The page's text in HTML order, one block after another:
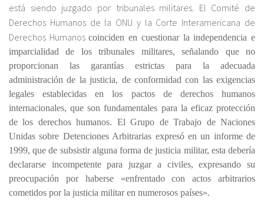
está siendo juzgado por tribunales militares. El Comité de
Derechos Humanos de la ONU y la Corte Interamericana de
Derechos Humanoscoinciden en cuestionar la independencia e
imparcialidad de los tribunales militares, señalando que no
proporcionan las garantías estrictas para la adecuada
administración de la justicia, de conformidad con las exigencias
legales establecidas en los pactos de derechos humanos
internacionales, que son fundamentales para la eficaz protección
de los derechos humanos. El Grupo de Trabajo de Naciones
Unidas sobre Detenciones Arbitrarias expresó en un informe de
1999, que de subsistir alguna forma de justicia militar, esta debería
declararse incompetente para juzgar a civiles, expresando su
preocupación por haberse «enfrentado con actos arbitrarios
cometidos por la justicia militar en numerosos países».